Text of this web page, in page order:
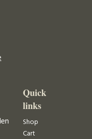
Quick
links
Shop
Cart